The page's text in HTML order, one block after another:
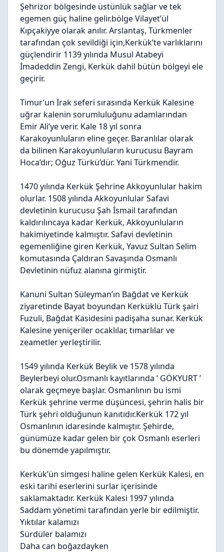
Şehrizor bölgesinde üstünlük sağlar ve tek
egemen güç haline gelir.bölge Vilayet’ül
Kıpçakiyye olarak anılır. Arslantaş, Türkmenler
tarafından çok sevildiği için,Kerkük’te varlıklarını
güçlendirir 1139 yılında Musul Atabeyi
İmadeddin Zengi, Kerkük dahil bütün bölgeyi ele
geçirir.
Timur’un Irak seferi sırasında Kerkük Kalesine
uğrar kalenin sorumluluğunu adamlarından
Emir Ali’ye verir. Kale 18 yıl sonra
Karakoyunluların eline geçer. Baranlılar olarak
da bilinen Karakoyunluların kurucusu Bayram
Hoca’dır; Oğuz Türkü’dür. Yani Türkmendir.
1470 yılında Kerkük Şehrine Akkoyunlular hakim
olurlar. 1508 yılında Akkoyunlular Safavi
devletinin kurucusu Şah İsmail tarafından
kaldırılıncaya kadar Kerkük, Akkoyunluların
hakimiyetinde kalmıştır. Safavi devletinin
egemenliğine giren Kerkük, Yavuz Sultan Selim
komutasında Çaldıran Savaşında Osmanlı
Devletinin nüfuz alanına girmiştir.
Kanuni Sultan Süleyman’ın Bağdat ve Kerkük
ziyaretinde Bayat boyundan Kerküklü Türk şairi
Fuzuli, Bağdat Kasidesini padişaha sunar. Kerkük
Kalesine yeniçeriler ocaklılar, tımarlılar ve
zeametler yerleştirilir.
1549 yılında Kerkük Beylik ve 1578 yılında
Beylerbeyi olur.Osmanlı kayıtlarında ‘ GÖKYURT ’
olarak geçmeye başlar. Osmanlının bu ismi
Kerkük şehrine verme düşüncesi, şehrin halis bir
Türk şehri olduğunun kanıtıdır.Kerkük 172 yıl
Osmanlının idaresinde kalmıştır. Şehirde,
günümüze kadar gelen bir çok Osmanlı eserleri
bu dönemde yapılmıştır.
Kerkük’ün simgesi haline gelen Kerkük Kalesi, en
eski tarihi eserlerini surlar içerisinde
saklamaktadır. Kerkük Kalesi 1997 yılında
Saddam yönetimi tarafından yerle bir edilmiştir.
Yıktılar kalamızı
Sürdüler balamızı
Daha can boğazdayken